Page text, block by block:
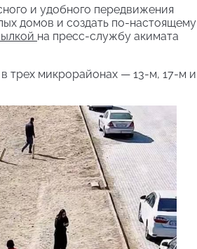
и удобного передвижения
домов и создать по-настоящему
на пресс-службу акимата
трех микрорайонах — 13-м, 17-м и